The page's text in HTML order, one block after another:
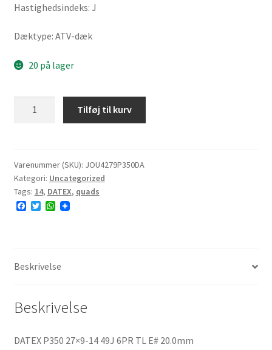
Hastighedsindeks: J
Dæktype: ATV-dæk
20 på lager
49J
6PR
TL
E#
Tilføj til kurv
Varenummer (SKU): JOU4279P350DA
Kategori: Uncategorized
Tags: 14, DATEX, quads
F
o
T
r
W
p
Beskrivelse
Beskrivelse
DATEX P350 27×9-14 49J 6PR TL E# 20.0mm